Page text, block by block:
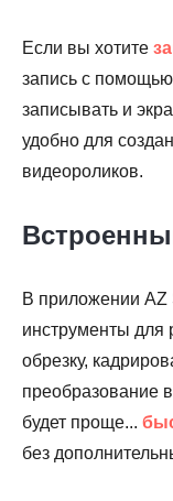
Если вы хотите
запись с
записывать и
удобно для
видеороликов.
В приложении AZ
инструменты для
обрезку,
преобразование
будет проще...
без